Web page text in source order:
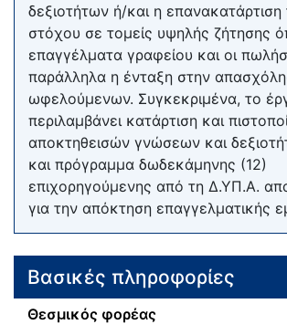
δεξιοτήτων ή/και η
στόχου σε τομείς υψηλής ζήτησης
επαγγέλματα γραφείου και οι
παράλληλα η ένταξη στην
ωφελούμενων. Συγκεκριμένα, το
περιλαμβάνει κατάρτιση και
αποκτηθεισών γνώσεων και
και πρόγραμμα δωδεκάμηνης (12)
επιχορηγούμενης από τη Δ.ΥΠ.Α.
για την απόκτηση επαγγελματικής
Βασικές πληροφορίες
Θεσμικός φορέας